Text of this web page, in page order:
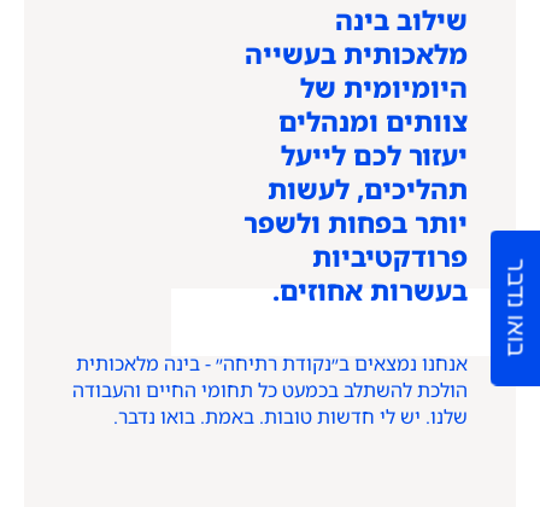
שילוב בינה
מלאכותית בעשייה
היומיומית של
צוותים ומנהלים
יעזור לכם לייעל
תהליכים, לעשות
יותר בפחות ולשפר
פרודקטיביות
בעשרות אחוזים.
אנחנו נמצאים ב״נקודת רתיחה״ - בינה מלאכותית
הולכת להשתלב בכמעט כל תחומי החיים והעבודה
שלנו. יש לי חדשות טובות. באמת. בואו נדבר.
בואו נדבר